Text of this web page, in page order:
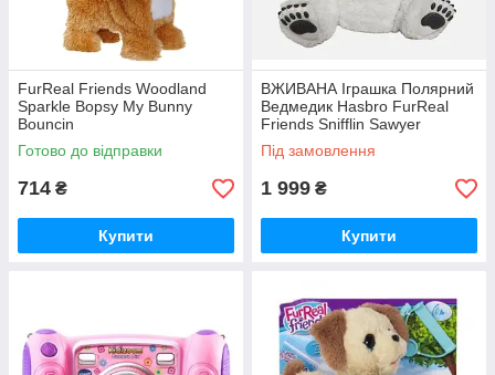
FurReal Friends Woodland
Sparkle Bopsy My Bunny
Bouncin
Готово до відправки
714 ₴
Купити
ВЖИВАНА Іграшка Полярний
Ведмедик Hasbro FurReal
Friends Snifflin Sawyer
Під замовлення
1 999 ₴
Купити